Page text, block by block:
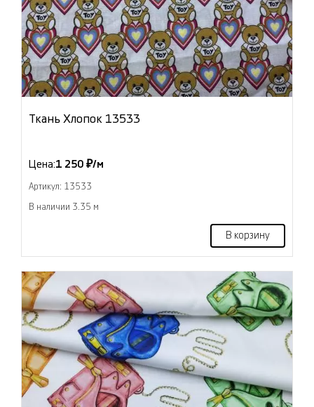
Ткань Хлопок 13533
Цена:1 250 ₽/м
Артикул: 13533
В наличии 3.35 м
В корзину